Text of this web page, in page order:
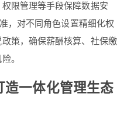
限管理等手段保障数据安
，对不同角色设置精细化权
策，确保薪酬核算、社保缴
。
造一体化管理生态